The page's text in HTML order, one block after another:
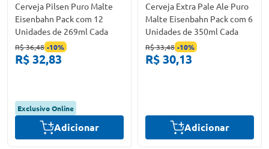
Cerveja Pilsen Puro Malte
Eisenbahn Pack com 12
Unidades de 269ml Cada
R$ 36,48 -10%
R$ 32,83
Exclusivo Online
Adicionar
Cerveja Extra Pale Ale Puro
Malte Eisenbahn Pack com 6
Unidades de 350ml Cada
R$ 33,48 -10%
R$ 30,13
Adicionar